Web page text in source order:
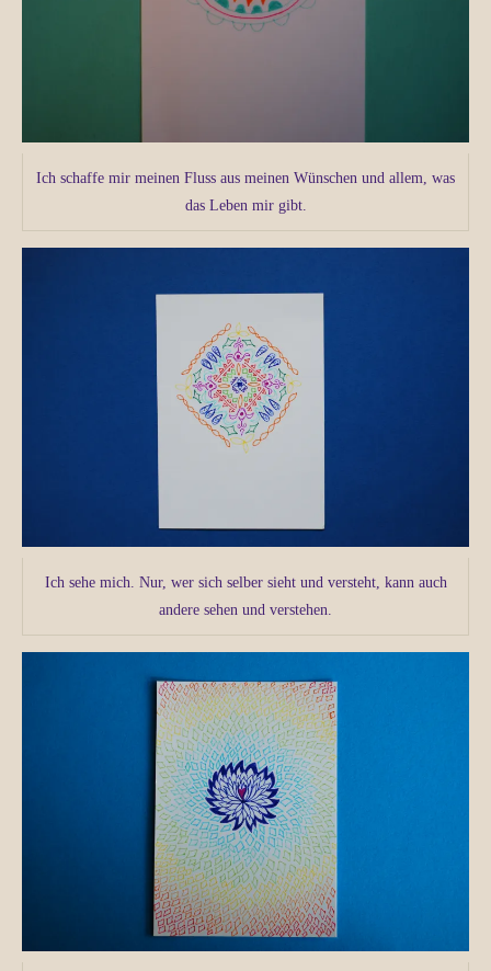
Ich schaffe mir meinen Fluss aus meinen Wünschen und allem, was
das Leben mir gibt.
Ich sehe mich. Nur, wer sich selber sieht und versteht, kann auch
andere sehen und verstehen.